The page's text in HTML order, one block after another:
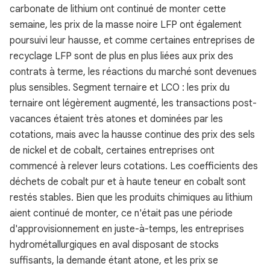
carbonate de lithium ont continué de monter cette
semaine, les prix de la masse noire LFP ont également
poursuivi leur hausse, et comme certaines entreprises de
recyclage LFP sont de plus en plus liées aux prix des
contrats à terme, les réactions du marché sont devenues
plus sensibles. Segment ternaire et LCO : les prix du
ternaire ont légèrement augmenté, les transactions post-
vacances étaient très atones et dominées par les
cotations, mais avec la hausse continue des prix des sels
de nickel et de cobalt, certaines entreprises ont
commencé à relever leurs cotations. Les coefficients des
déchets de cobalt pur et à haute teneur en cobalt sont
restés stables. Bien que les produits chimiques au lithium
aient continué de monter, ce n'était pas une période
d'approvisionnement en juste-à-temps, les entreprises
hydrométallurgiques en aval disposant de stocks
suffisants, la demande étant atone, et les prix se